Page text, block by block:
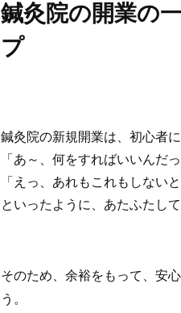
鍼灸院の開業の
プ
鍼灸院の新規開業は、初心者
「あ～、何をすればいいんだっ
「えっ、あれもこれもしない
といったように、あたふたし
そのため、余裕をもって、安
う。